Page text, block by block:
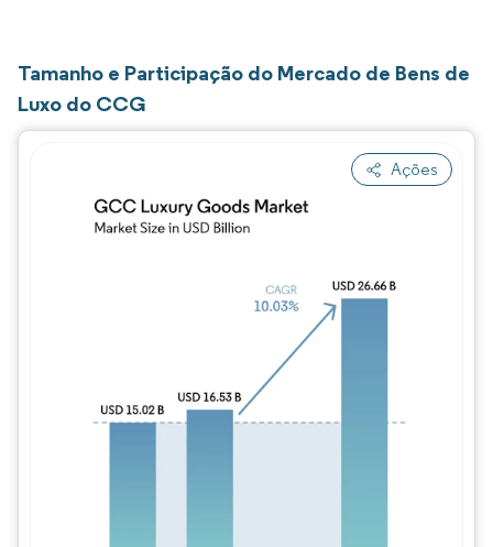
Tamanho e Participação do Mercado de Bens de
Luxo do CCG
Ações